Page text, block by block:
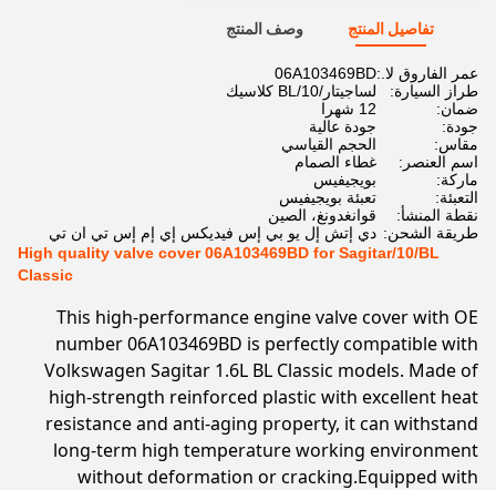
تفاصيل المنتج وصف المنتج
عمر الفاروق لا.:06A103469BD
طراز السيارة:
لساجيتار/10/BL كلاسيك
ضمان:
12 شهرا
جودة:
جودة عالية
مقاس:
الحجم القياسي
اسم العنصر:
غطاء الصمام
ماركة:
بويجيفيس
التعبئة:
تعبئة بويجيفيس
نقطة المنشأ:
قوانغدونغ، الصين
طريقة الشحن: دي إتش إل يو بي إس فيديكس إي إم إس تي ان تي
High quality valve cover 06A103469BD for Sagitar/10/BL
Classic
This high-performance engine valve cover with OE
number 06A103469BD is perfectly compatible with
Volkswagen Sagitar 1.6L BL Classic models. Made of
high-strength reinforced plastic with excellent heat
resistance and anti-aging property, it can withstand
long-term high temperature working environment
without deformation or cracking.Equipped with